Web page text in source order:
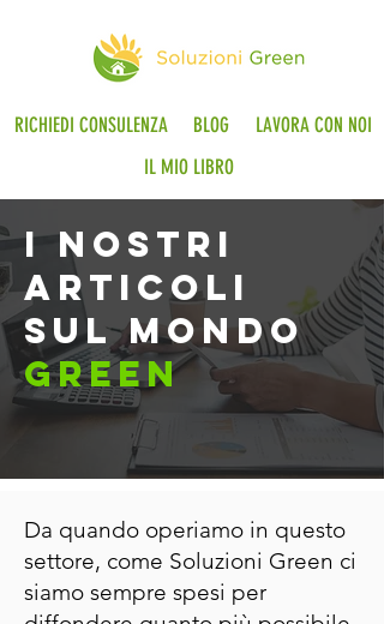
RICHIEDI CONSULENZA BLOG
LAVORA CON NOI
IL MIO LIBRO
i nostri
articoli
sul mondo
green
Da quando operiamo in questo
settore, come Soluzioni Green ci
siamo sempre spesi per